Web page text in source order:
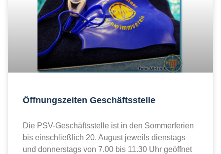
Öffnungszeiten Geschäftsstelle
Die PSV-Geschäftsstelle ist in den Sommerferien
bis einschließlich 20. August jeweils dienstags
und donnerstags von 7.00 bis 11.30 Uhr geöffnet